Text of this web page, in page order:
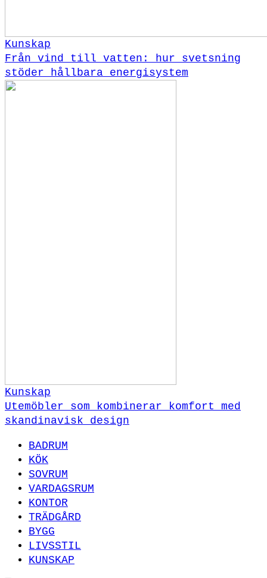
Kunskap
Från vind till vatten: hur svetsning
stöder hållbara energisystem
Kunskap
Utemöbler som kombinerar komfort med
skandinavisk design
BADRUM
KÖK
SOVRUM
VARDAGSRUM
KONTOR
TRÄDGÅRD
BYGG
LIVSSTIL
KUNSKAP